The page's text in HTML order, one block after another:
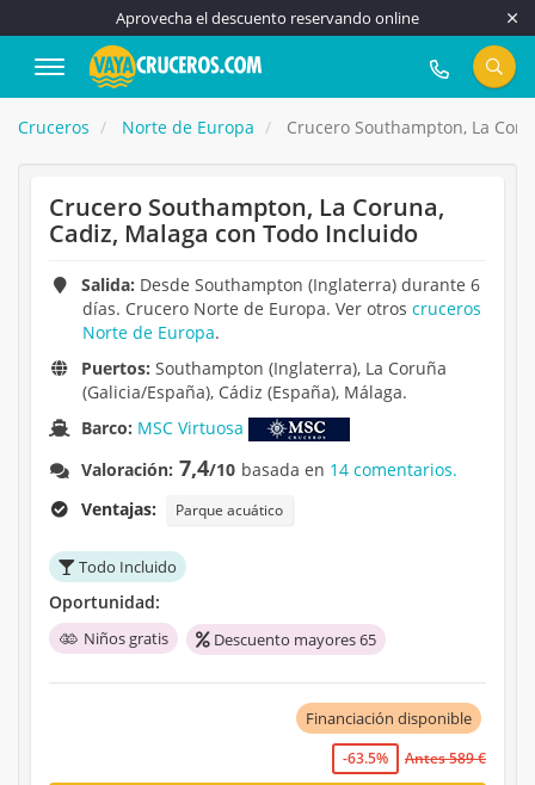
Aprovecha el descuento reservando online
917 815 555
Cruceros Norte de Europa Crucero Southampton, La
Crucero Southampton, La Coruna,
Cadiz, Malaga con Todo Incluido
Salida: Desde Southampton (Inglaterra) durante 6
días. Crucero Norte de Europa. Ver otros cruceros
Norte de Europa.
Puertos: Southampton (Inglaterra), La Coruña
(Galicia/España), Cádiz (España), Málaga.
Barco: MSC Virtuosa
Valoración: 7,4/10 basada en 14 comentarios.
Ventajas:
Parque acuático
Todo Incluido
Oportunidad:
Niños gratis Descuento mayores 65
Financiación disponible
-63.5% Antes 589 €